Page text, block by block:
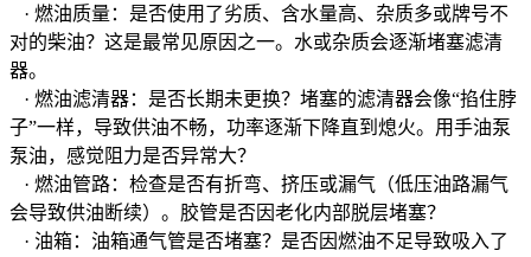
· 燃油质量：是否使用了劣质、含水量高、杂质多或牌号不
对的柴油？这是最常见原因之一。水或杂质会逐渐堵塞滤清
器。
· 燃油滤清器：是否长期未更换？堵塞的滤清器会像“掐住脖
子”一样，导致供油不畅，功率逐渐下降直到熄火。用手油泵
泵油，感觉阻力是否异常大？
· 燃油管路：检查是否有折弯、挤压或漏气（低压油路漏气
会导致供油断续）。胶管是否因老化内部脱层堵塞？
· 油箱：油箱通气管是否堵塞？是否因燃油不足导致吸入了